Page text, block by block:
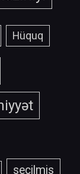
Hüquq
secilmis